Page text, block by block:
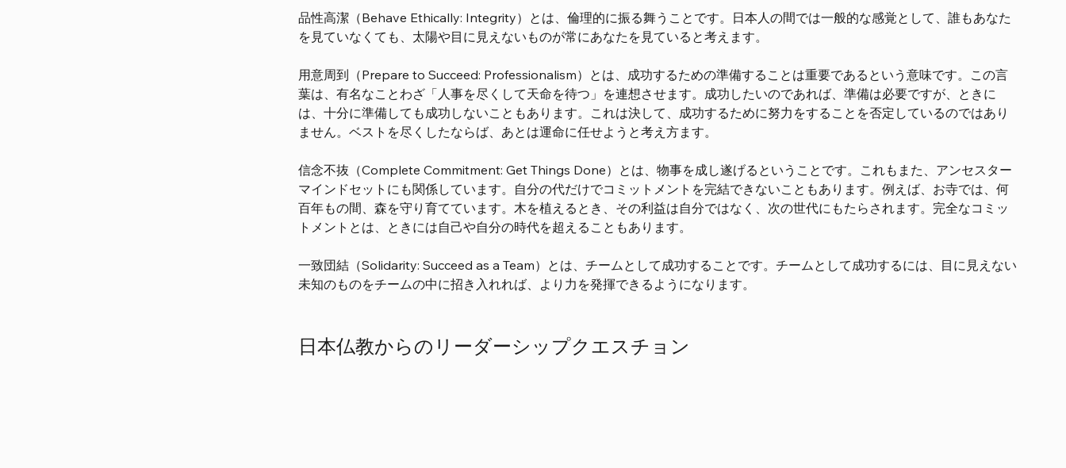
品性高潔（Behave Ethically: Integrity）とは、倫理的に振る舞うことです。日本人の間では一般的な感覚として、誰もあなた
を見ていなくても、太陽や目に見えないものが常にあなたを見ていると考えます。
用意周到（Prepare to Succeed: Professionalism）とは、成功するための準備することは重要であるという意味です。この言
葉は、有名なことわざ「人事を尽くして天命を待つ」を連想させます。成功したいのであれば、準備は必要ですが、ときに
は、十分に準備しても成功しないこともあります。これは決して、成功するために努力をすることを否定しているのではあり
ません。ベストを尽くしたならば、あとは運命に任せようと考え方ます。
信念不抜（Complete Commitment: Get Things Done）とは、物事を成し遂げるということです。これもまた、アンセスター
マインドセットにも関係しています。自分の代だけでコミットメントを完結できないこともあります。例えば、お寺では、何
百年もの間、森を守り育てています。木を植えるとき、その利益は自分ではなく、次の世代にもたらされます。完全なコミッ
トメントとは、ときには自己や自分の時代を超えることもあります。
一致団結（Solidarity: Succeed as a Team）とは、チームとして成功することです。チームとして成功するには、目に見えない
未知のものをチームの中に招き入れれば、より力を発揮できるようになります。
日本仏教からのリーダーシップクエスチョン